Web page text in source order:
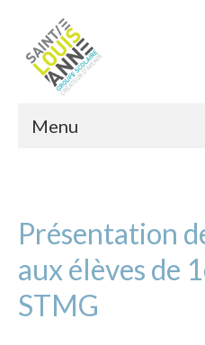
Menu
Présentation
aux élèves de
STMG